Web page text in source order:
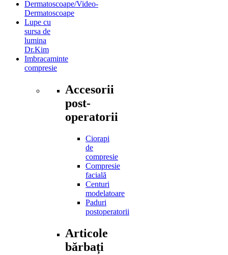
Dermatoscoape/Video-
Dermatoscoape
Lupe cu
sursa de
lumina
Dr.Kim
Imbracaminte
compresie
Accesorii
post-
operatorii
Ciorapi
de
compresie
Compresie
facială
Centuri
modelatoare
Paduri
postoperatorii
Articole
bărbați